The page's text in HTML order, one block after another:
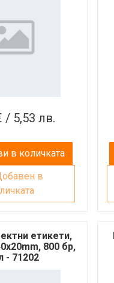
/ 5,53 лв.
в количката
етикети,
800 бр,
- 71202